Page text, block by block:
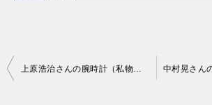
投
上原浩治さんの腕時計（私物・番組着用モデル）